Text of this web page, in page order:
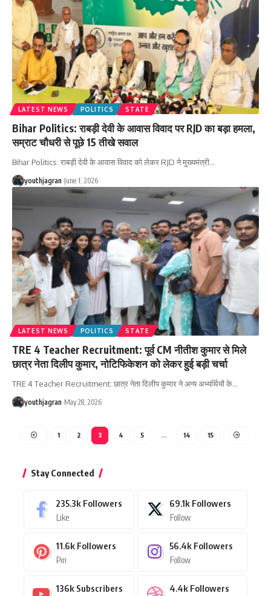
LATEST NEWS POLITICS STATE
Bihar Politics: राबड़ी देवी के आवास विवाद पर RJD का बड़ा हमला,
सम्राट चौधरी से पूछे 15 तीखे सवाल
Bihar Politics: राबड़ी देवी के आवास विवाद को लेकर RJD ने मुख्यमंत्री…
youthjagran June 1, 2026
LATEST NEWS POLITICS STATE
TRE 4 Teacher Recruitment: पूर्व CM नीतीश कुमार से मिले
छात्र नेता दिलीप कुमार, नोटिफिकेशन को लेकर हुई बड़ी चर्चा
TRE 4 Teacher Recruitment: छात्र नेता दिलीप कुमार ने अन्य अभ्यर्थियों के…
youthjagran May 28, 2026
1 2 3 4 5 … 14 15
Stay Connected
235.3k Followers
Like
69.1k Followers
Follow
11.6k Followers
Pin
56.4k Followers
Follow
136k Subscribers 4.4k Followers